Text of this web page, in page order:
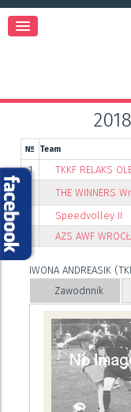
№ Team
1 TKKF RELAKS
THE WINNERS
Speedvolley II
4
AZS AWF
IWONA ANDREASIK
Zawodnnik